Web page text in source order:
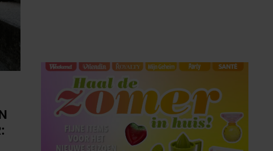
HET LAATSTE
SHOWBIZZ NIEUWS IN
UW INBOX?
Met de Showbuzz-nieuwsbrief krijgt u twee keer per